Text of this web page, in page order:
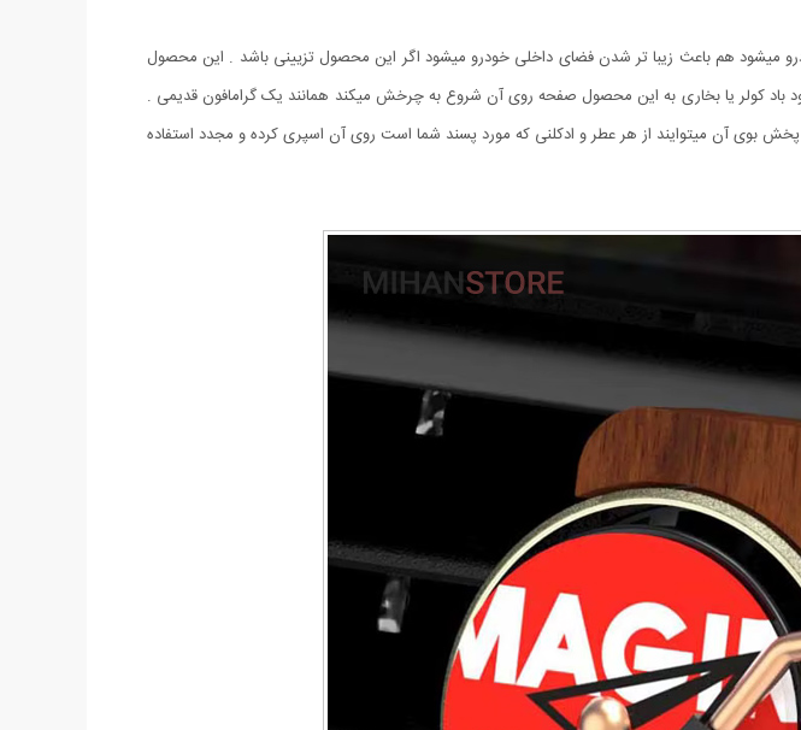
میشود هم باعث زیبا تر شدن فضای داخلی خودرو میشود اگر این محصول تزیینی باشد . این محصول
باد کولر یا بخاری به این محصول صفحه روی آن شروع به چرخش میکند همانند یک گرامافون قدیمی .
بوی آن میتوایند از هر عطر و ادکلنی که مورد پسند شما است روی آن اسپری کرده و مجدد استفاده